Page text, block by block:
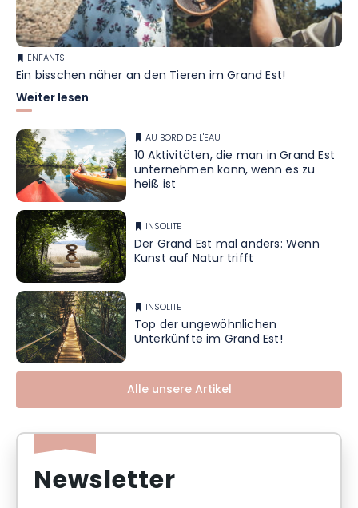
ENFANTS
Ein bisschen näher an den Tieren im Grand Est!
Weiter lesen
AU BORD DE L'EAU
10 Aktivitäten, die man in Grand Est
unternehmen kann, wenn es zu
heiß ist
INSOLITE
Der Grand Est mal anders: Wenn
Kunst auf Natur trifft
INSOLITE
Top der ungewöhnlichen
Unterkünfte im Grand Est!
Alle unsere Artikel
Newsletter